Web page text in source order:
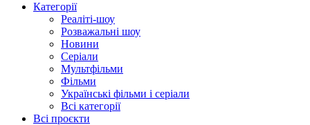
Категорії
Реаліті-шоу
Розважальні шоу
Новини
Серіали
Мультфільми
Фільми
Українські фільми і серіали
Всі категорії
Всі проєкти